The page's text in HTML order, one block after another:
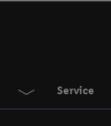
Service
Door op "Akkoord" te
inclusief over de